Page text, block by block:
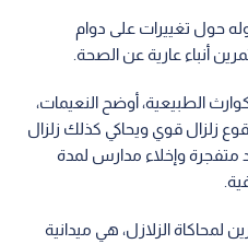
حول تغييرات على دوام
أنباء عارية عن الصحة.
الطبيعية، أوضح النعيمات،
زلزال قوي ويحاكي كذلك زلزال
متفجرة وإخلاء مدارس لمدة
لمحاكاة الزلازل، هي ميدانية